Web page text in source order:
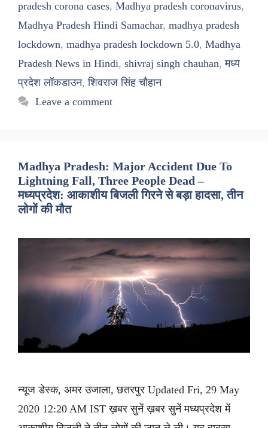
pradesh corona cases, Madhya pradesh coronavirus,
Madhya Pradesh Hindi Samachar, madhya pradesh
lockdown, madhya pradesh lockdown 5.0, Madhya
Pradesh News in Hindi, shivraj singh chauhan,मध्य
प्रदेश लॉकडाउन,शिवराज सिंह चौहान
Leave a comment
Madhya Pradesh: Major Accident Due To
Lightning Fall, Three People Dead –
मध्यप्रदेश: आकाशीय बिजली गिरने से बड़ा हादसा, तीन
लोगों की मौत
न्यूज डेस्क, अमर उजाला, छतरपुर Updated Fri, 29 May
2020 12:20 AM IST ख़बर सुनें ख़बर सुनें मध्यप्रदेश में